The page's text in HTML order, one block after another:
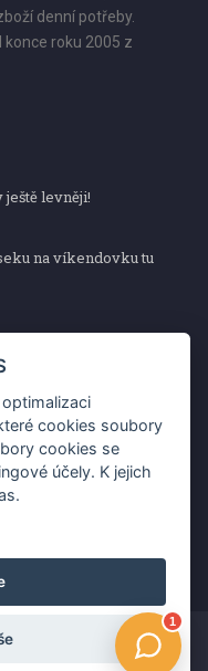
denní potřeby.
roku 2005 z
levněji!
na víkendovku tu
na víkendovku tu
sekerku Fiskars
nejlepší ceny z letáku!
družstvo v Hodoníně
cookies soubory
cookies se
účely. K jejich